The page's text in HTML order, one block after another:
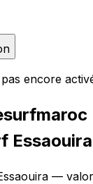
encore
Essaouira
—